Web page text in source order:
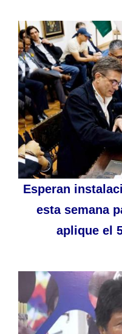
Esperan
esta semana
aplique el